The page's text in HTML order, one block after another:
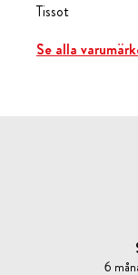
Tissot
Se alla
6